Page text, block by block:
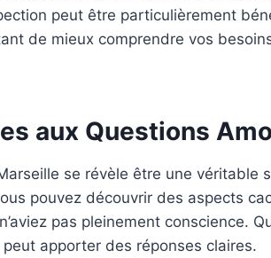
peut être particulièrement
de mieux comprendre vos
aux Questions
se révèle être une véritable
pouvez découvrir des aspects
pas pleinement conscience.
apporter des réponses claires.